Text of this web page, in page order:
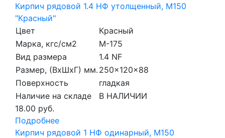
Кирпич рядовой 1.4 НФ утолщенный, М150
"Красный"
Цвет
Красный
Марка, кгс/см2
M-175
Вид размера
1.4 NF
Размер, (ВхШхГ) мм. 250x120x88
Поверхность
гладкая
Наличие на складе
В НАЛИЧИИ
18.00 руб.
Подробнее
Кирпич рядовой 1 НФ одинарный, М150